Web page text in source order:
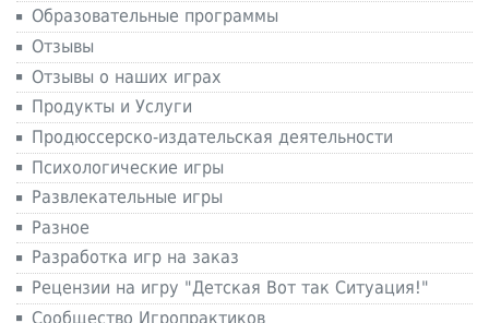
Образовательные программы
Отзывы
Отзывы о наших играх
Продукты и Услуги
Продюссерско-издательская деятельности
Психологические игры
Развлекательные игры
Разное
Разработка игр на заказ
Рецензии на игру "Детская Вот так Ситуация!"
Сообщество Игропрактиков